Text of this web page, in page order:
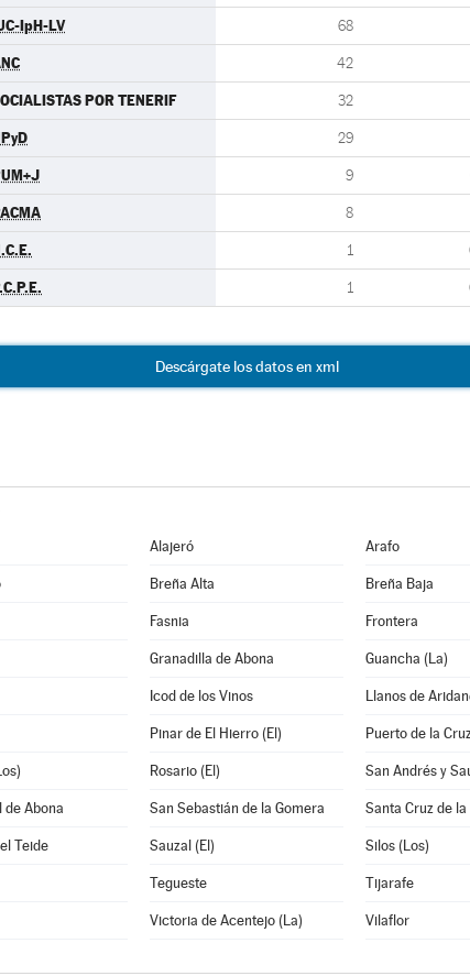
IpH-LV 68
42
POR TENERIF 32
29
9
8
1
1
Descárgate los datos en xml
Alajeró Arafo
Breña Alta Breña Baja
Fasnia Frontera
Granadilla de Abona Guancha (La)
Icod de los Vinos Llanos de
Pinar de El Hierro (El) Puerto de la
Rosario (El) San Andrés y
de Abona San Sebastián de la Gomera Santa Cruz de la
Teide Sauzal (El) Silos (Los)
Tegueste Tijarafe
Victoria de Acentejo (La) Vilaflor